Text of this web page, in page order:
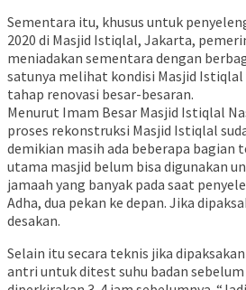
Sementara itu, khusus untuk
2020 di Masjid Istiqlal, Jakarta,
meniadakan sementara dengan
satunya melihat kondisi Masjid Istiqlal
tahap renovasi besar-besaran.
Menurut Imam Besar Masjid Istiqlal
proses rekonstruksi Masjid Istiqlal
demikian masih ada beberapa bagian
utama masjid belum bisa digunakan
jamaah yang banyak pada saat
Adha, dua pekan ke depan. Jika
desakan.
Selain itu secara teknis jika
antri untuk ditest suhu badan